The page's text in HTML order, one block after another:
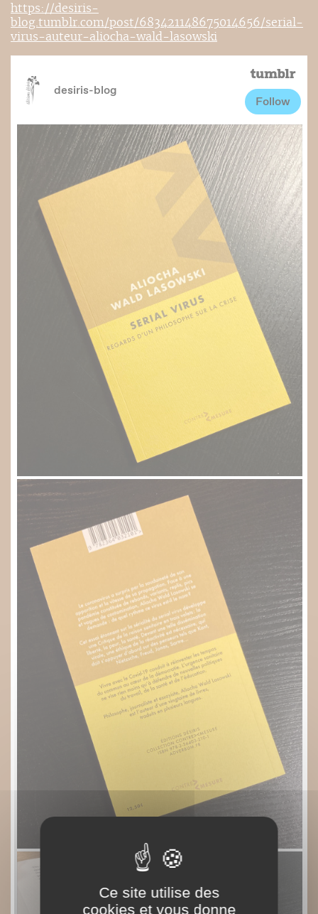
https://desiris-
blog.tumblr.com/post/683421148675014656/serial-
virus-auteur-aliocha-wald-lasowski
Ce site utilise des
cookies et vous donne